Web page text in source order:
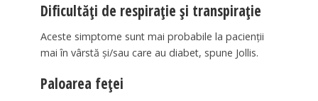
Dificultăți de respirație și transpirație
Aceste simptome sunt mai probabile la pacienții
mai în vârstă și/sau care au diabet, spune Jollis.
Paloarea feței